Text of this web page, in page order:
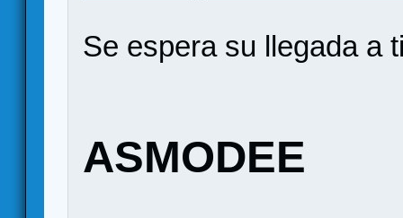
Se espera su llegada a
ASMODEE